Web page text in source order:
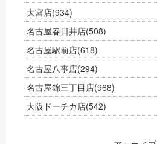
大宮店(934)
名古屋春日井店(508)
名古屋駅前店(618)
名古屋八事店(294)
名古屋錦三丁目店(968)
大阪ドーチカ店(542)